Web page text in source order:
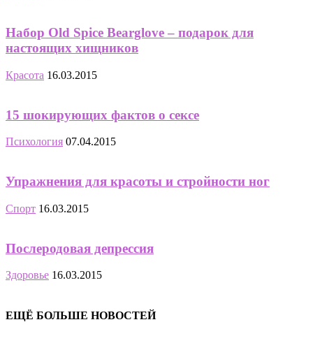
Набор Old Spice Bearglove – подарок для
настоящих хищников
Красота 16.03.2015
15 шокирующих фактов о сексе
Психология 07.04.2015
Упражнения для красоты и стройности ног
Спорт 16.03.2015
Послеродовая депрессия
Здоровье 16.03.2015
ЕЩЁ БОЛЬШЕ НОВОСТЕЙ